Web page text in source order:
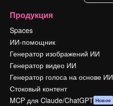
Продукция
Spaces
ИИ-помощник
Генератор изображений ИИ
Генератор видео ИИ
Генератор голоса на основе ИИ
Стоковый контент
MCP для Claude/ChatGPT Новое